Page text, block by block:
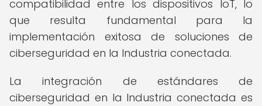
compatibilidad entre los dispositivos IoT, lo
que resulta fundamental para la
implementación exitosa de soluciones de
ciberseguridad en la Industria conectada.
La integración de estándares de
ciberseguridad en la Industria conectada es